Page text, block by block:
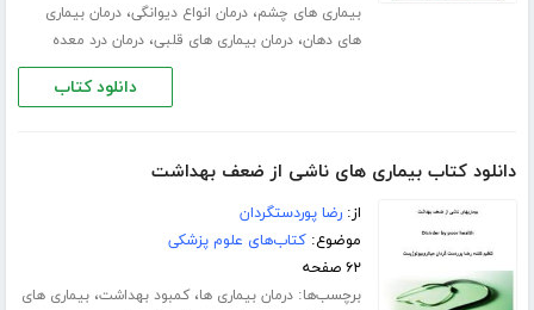
بیماری های چشم،درمان انواع دیوانگی،درمان بیماری
های دهان،درمان بیماری های قلبی،درمان درد معده
دانلود کتاب
دانلود کتاب بیماری های ناشی از ضعف بهداشت
از:رضا پوردستگردان
موضوع:کتاب‌های علوم پزشکی
۶۲ صفحه
برچسب‌ها:درمان بیماری ها،کمبود بهداشت،بیماری های